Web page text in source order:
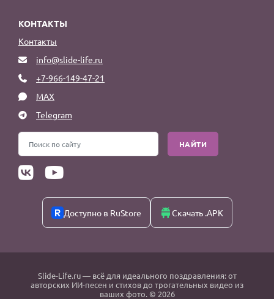
КОНТАКТЫ
Контакты
info@slide-life.ru
+7-966-149-47-21
MAX
Telegram
НАЙТИ
Доступно в RuStore Скачать .APK
Slide-Life.ru— всё для идеального поздравления: от
авторских ИИ-песен и стихов до трогательных видео из
ваших фото. © 2026